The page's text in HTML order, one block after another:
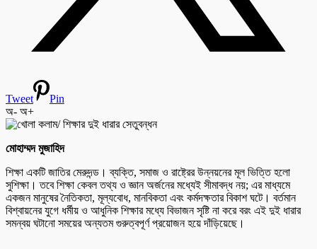
Tweet
Pin
অ- অ+
মোহাম্মদ মুজাহিদ
শিক্ষা একটি জাতির মেরুদন্ড। ব্যক্তি, সমাজ ও রাষ্ট্রের উন্নয়নের মূল ভিত্তি হলো
সুশিক্ষা। তবে শিক্ষা কেবল তথ্য ও জ্ঞান অর্জনের মধ্যেই সীমাবদ্ধ নয়; এর মাধ্যমে
একজন মানুষের নৈতিকতা, মূল্যবোধ, মানবিকতা এবং কর্মদক্ষতার বিকাশ ঘটে। বর্তমান
বিশ্বায়নের যুগে ধর্মীয় ও আধুনিক শিক্ষার মধ্যে বিভাজন সৃষ্টি না করে বরং এই দুই ধারার
সমন্বয় ঘটানো সময়ের অন্যতম গুরুত্বপূর্ণ প্রয়োজন হয়ে দাঁড়িয়েছে।